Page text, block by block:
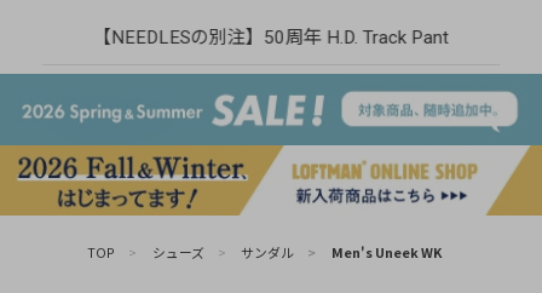
【NEEDLESの別注】50周年 H.D. Track Pant
TOP > シューズ > サンダル > Men's Uneek WK